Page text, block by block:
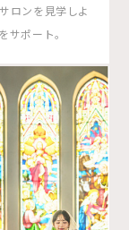
ロンを見学しよ
サポート。